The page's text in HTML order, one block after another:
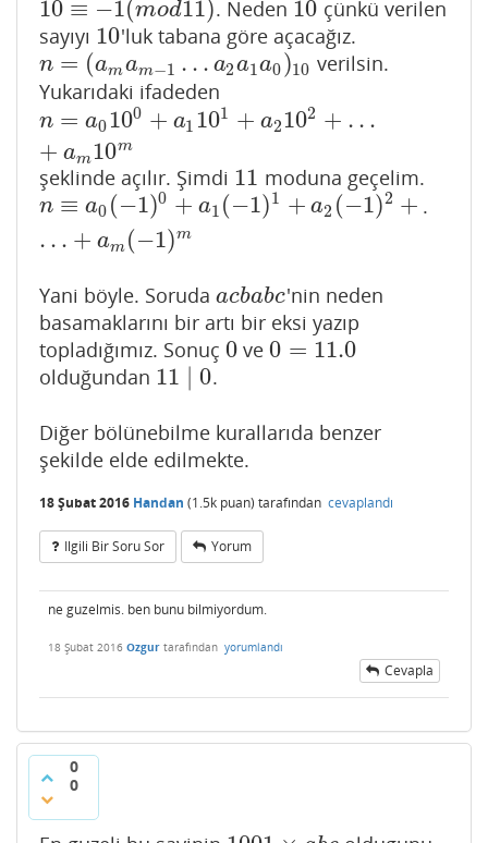
10 ≡ −1(mod11)
10≡−1 (mod11) . Neden 10
10 çünkü verilen
sayıyı 10
10'luk tabana göre açacağız.
n = (amam−1 … a2a1a0 )10
n=(a mam−1…a 2a1a0)10
verilsin.
Yukarıdaki ifadeden
n = a0100 + a1 101 + a2102 + …
+ am10m
n=a0 100+a1 10 1+ a210 2+ …+am10m
şeklinde açılır. Şimdi 11
11 moduna geçelim.
n ≡ a0 (−1)0 + a1 (−1)1 + a2 (−1)2 +
… + am (−1)m
n≡a0 (−1) 0+a1( −1) 1+a2(−1)2 +… +am(−1)m .
Yani böyle. Soruda acbabc
acbabc 'nin neden
basamaklarını bir artı bir eksi yazıp
topladığımız. Sonuç 0
0 ve0 = 11.0
0=11.0
olduğundan 11 ∣ 0
11∣ .
Diğer bölünebilme kurallarıda benzer
şekilde elde edilmekte.
18 Şubat 2016 Handan (1.5k puan) tarafından cevaplandı
Ilgili Bir Soru Sor Yorum
ne guzelmis. ben bunu bilmiyordum.
18 Şubat 2016 Ozgur tarafından yorumlandı
Cevapla
0
0